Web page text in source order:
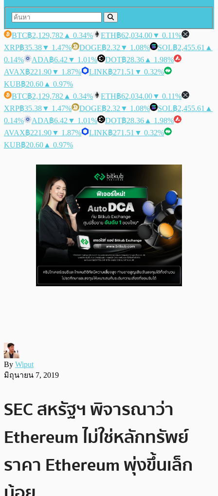
BTC฿2,129,782 ▲ 0.34% ETH฿62,034.00▼ 0.11%
XRP฿35.38▼ 1.47% DOGE฿2.32 ▼ 1.08% SOL฿2,455.61 ▲
0.14%
ADA฿6.42 ▼ 1.01% DOT฿28.36 ▲ 1.98%
AVAX฿221.90▼ 1.87% LINK฿271.51 ▼ 0.32%
KUB฿20.60 ▲ 0.97%
BTC฿2,129,782 ▲ 0.34% ETH฿62,034.00▼ 0.11%
XRP฿35.38▼ 1.47% DOGE฿2.32 ▼ 1.08% SOL฿2,455.61 ▲
0.14%
ADA฿6.42 ▼ 1.01% DOT฿28.36 ▲ 1.98%
AVAX฿221.90▼ 1.87% LINK฿271.51 ▼ 0.32%
KUB฿20.60 ▲ 0.97%
By Wiput
มิถุนายน 7, 2019
SEC สหรัฐฯ พิจารณาว่า
Ethereum ไม่ใช่หลักทรัพย์
ราคา Ethereum พุ่งขึ้นเล็ก